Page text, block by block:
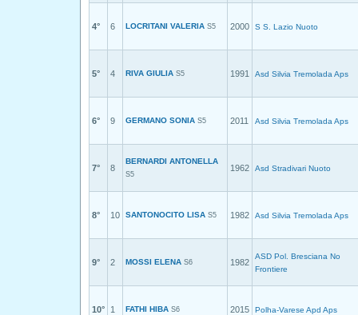
4° 6 LOCRITANI VALERIA S5 2000 S S. Lazio Nuoto
5° 4 RIVA GIULIA S5 1991 Asd Silvia Tremolada Aps
6° 9 GERMANO SONIA S5 2011 Asd Silvia Tremolada Aps
7° 8
BERNARDI ANTONELLA
S5
1962 Asd Stradivari Nuoto
8° 10 SANTONOCITO LISA S5 1982 Asd Silvia Tremolada Aps
9° 2 MOSSI ELENA S6 1982
ASD Pol. Bresciana No
Frontiere
10° 1 FATHI HIBA S6 2015 Polha-Varese Apd Aps